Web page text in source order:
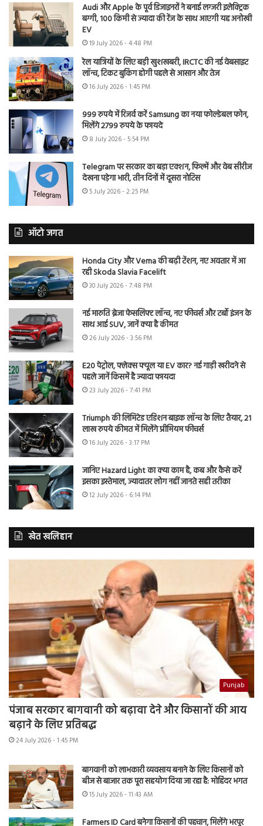
Audi और Apple के पूर्व डिजाइनरों ने बनाई लग्जरी इलेक्ट्रिक
बग्गी, 100 किमी से ज्यादा की रेंज के साथ आएगी यह अनोखी
EV
19 July 2026 - 4:48 PM
रेल यात्रियों के लिए बड़ी खुशखबरी, IRCTC की नई वेबसाइट
लॉन्च, टिकट बुकिंग होगी पहले से आसान और तेज
16 July 2026 - 1:45 PM
999 रुपये में रिजर्व करें Samsung का नया फोल्डेबल फोन,
मिलेंगे 2799 रुपये के फायदे
8 July 2026 - 5:54 PM
Telegram पर सरकार का बड़ा एक्शन, फिल्में और वेब सीरीज
देखना पड़ेगा भारी, तीन दिनों में दूसरा नोटिस
5 July 2026 - 2:25 PM
ऑटो जगत
Honda City और Verna की बढ़ी टेंशन, नए अवतार में आ
रही Skoda Slavia Facelift
30 July 2026 - 7:48 PM
नई मारुति ब्रेजा फेसलिफ्ट लॉन्च, नए फीचर्स और टर्बो इंजन के
साथ आई SUV, जानें क्या है कीमत
26 July 2026 - 3:56 PM
E20 पेट्रोल, फ्लेक्स फ्यूल या EV कार? नई गाड़ी खरीदने से
पहले जानें किसमें है ज्यादा फायदा
23 July 2026 - 7:41 PM
Triumph की लिमिटेड एडिशन बाइक लॉन्च के लिए तैयार, 21
लाख रुपये कीमत में मिलेंगे प्रीमियम फीचर्स
16 July 2026 - 3:17 PM
जानिए Hazard Light का क्या काम है, कब और कैसे करें
इसका इस्तेमाल, ज्यादातर लोग नहीं जानते सही तरीका
12 July 2026 - 6:14 PM
खेत खलिहान
Punjab
पंजाब सरकार बागवानी को बढ़ावा देने और किसानों की आय
बढ़ाने के लिए प्रतिबद्ध
24 July 2026 - 1:45 PM
बागवानी को लाभकारी व्यवसाय बनाने के लिए किसानों को
बीज से बाजार तक पूरा सहयोग दिया जा रहा है: मोहिंदर भगत
15 July 2026 - 11:43 AM
Farmers ID Card बनेगा किसानों की पहचान, मिलेंगे भरपूर